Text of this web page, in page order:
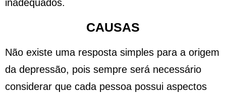
inadequados.
CAUSAS
Não existe uma resposta simples para a origem
da depressão, pois sempre será necessário
considerar que cada pessoa possui aspectos